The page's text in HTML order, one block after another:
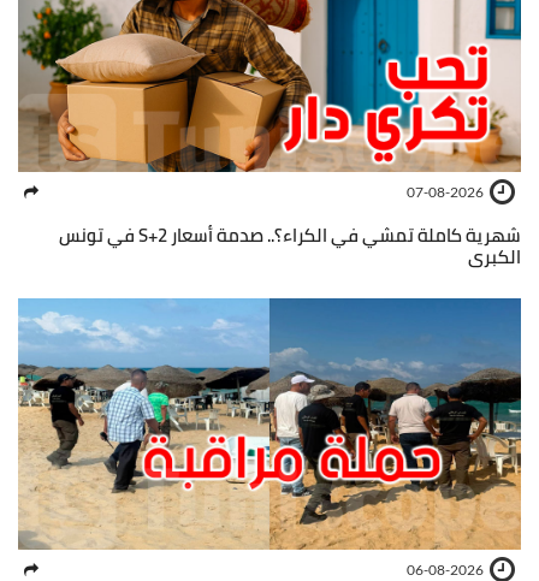
07-08-2026
شهرية كاملة تمشي في الكراء؟.. صدمة أسعار S+2 في تونس
الكبرى
06-08-2026